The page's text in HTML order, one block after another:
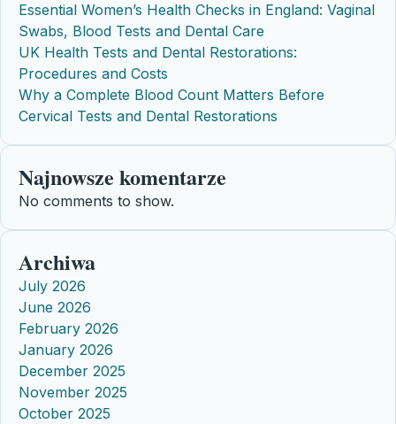
Essential Women’s Health Checks in England: Vaginal
Swabs, Blood Tests and Dental Care
UK Health Tests and Dental Restorations:
Procedures and Costs
Why a Complete Blood Count Matters Before
Cervical Tests and Dental Restorations
Najnowsze komentarze
No comments to show.
Archiwa
July 2026
June 2026
February 2026
January 2026
December 2025
November 2025
October 2025